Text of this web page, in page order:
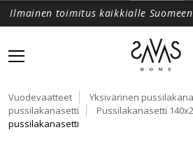
Ilmainen toimitus kaikkialle
Vuodevaatteet Yksivärinen pussilakana
pussilakanasetti
Pussilakanasetti
pussilakanasetti